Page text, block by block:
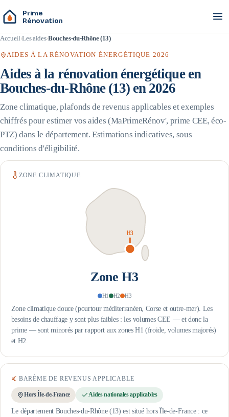
Prime
Rénovation
Accueil Les aides Bouches-du-Rhône (13)
AIDES À LA RÉNOVATION ÉNERGÉTIQUE 2026
Aides à la rénovation énergétique en
Bouches-du-Rhône(13) en 2026
Zone climatique, plafonds de revenus applicables et exemples
chiffrés pour estimer vos aides (MaPrimeRénov', prime CEE, éco-
PTZ) dans le département. Estimations indicatives, sous
conditions d'éligibilité.
ZONE CLIMATIQUE
H3
ZoneH3
H1 H2 H3
Zone climatique douce (pourtour méditerranéen, Corse et outre-mer). Les
besoins de chauffage y sont plus faibles : les volumes CEE — et donc la
prime — sont minorés par rapport aux zones H1 (froide, volumes majorés)
et H2.
BARÈME DE REVENUS APPLICABLE
Hors Île-de-France Aides nationales applicables
Le département Bouches-du-Rhône (13) est situé hors Île-de-France : ce